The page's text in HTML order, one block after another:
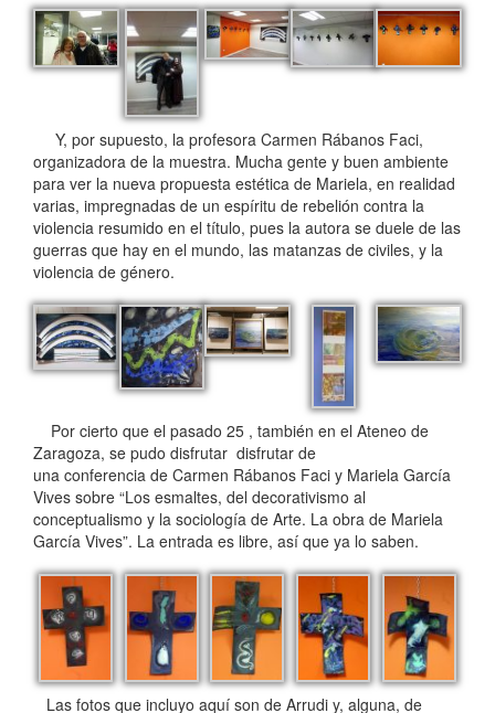
Y, por supuesto, la profesora Carmen Rábanos Faci,
organizadora de la muestra. Mucha gente y buen ambiente
para ver la nueva propuesta estética de Mariela, en realidad
varias, impregnadas de un espíritu de rebelión contra la
violencia resumido en el título, pues la autora se duele de las
guerras que hay en el mundo, las matanzas de civiles, y la
violencia de género.
Por cierto que el pasado 25 , también en el Ateneo de
Zaragoza, se pudo disfrutar disfrutar de
una conferencia de Carmen Rábanos Faci y Mariela García
Vives sobre “Los esmaltes, del decorativismo al
conceptualismo y la sociología de Arte. La obra de Mariela
García Vives”. La entrada es libre, así que ya lo saben.
Las fotos que incluyo aquí son de Arrudi y, alguna, de